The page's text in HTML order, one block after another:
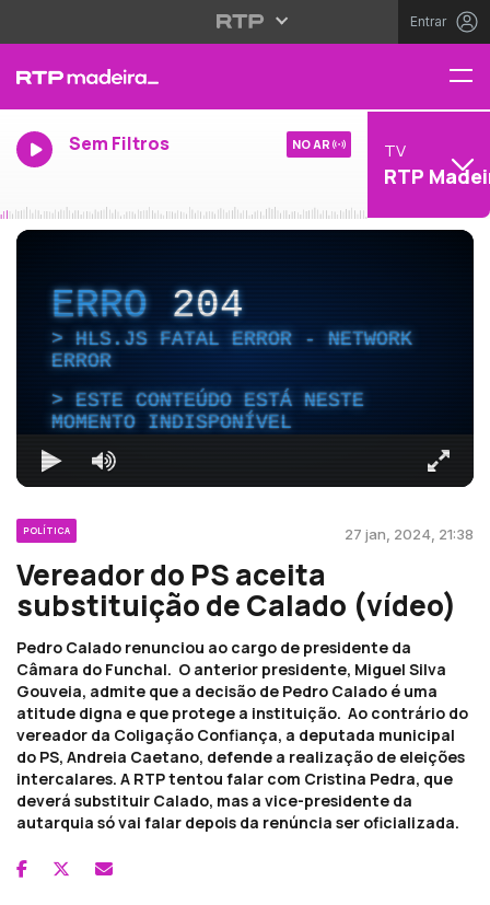
Entrar
Sem Filtros NO AR TV
RTP
ERRO204
HLS.JS FATAL ERROR - NETWORK
ERROR
ESTE CONTEÚDO ESTÁ NESTE
MOMENTO INDISPONÍVEL
POLÍTICA 27 jan, 2024, 21:38
Vereador do PS aceita
substituição de Calado (vídeo)
Pedro Calado renunciou ao cargo de presidente da
Câmara do Funchal. O anterior presidente, Miguel Silva
Gouveia, admite que a decisão de Pedro Calado é uma
atitude digna e que protege a instituição. Ao contrário do
vereador da Coligação Confiança, a deputada municipal
do PS, Andreia Caetano, defende a realização de eleições
intercalares. A RTP tentou falar com Cristina Pedra, que
deverá substituir Calado, mas a vice-presidente da
autarquia só vai falar depois da renúncia ser oficializada.